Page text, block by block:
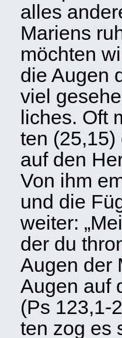
alles
Mari­ens
möch­ten
die Augen
viel
li­ches. Oft
ten (25,15)
auf den
Von ihm
und die
wei­ter:
der du
Augen der
Augen auf
(Ps 123,1-
ten zog es